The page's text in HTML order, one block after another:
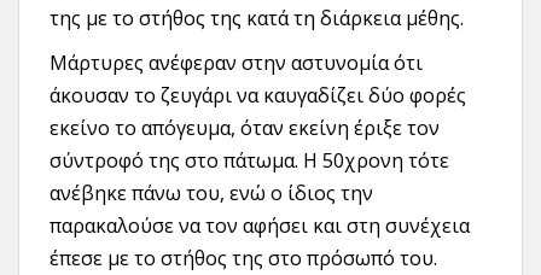
της με το στήθος της κατά τη διάρκεια μέθης.
Μάρτυρες ανέφεραν στην αστυνομία ότι
άκουσαν το ζευγάρι να καυγαδίζει δύο φορές
εκείνο το απόγευμα, όταν εκείνη έριξε τον
σύντροφό της στο πάτωμα. Η 50χρονη τότε
ανέβηκε πάνω του, ενώ ο ίδιος την
παρακαλούσε να τον αφήσει και στη συνέχεια
έπεσε με το στήθος της στο πρόσωπό του.